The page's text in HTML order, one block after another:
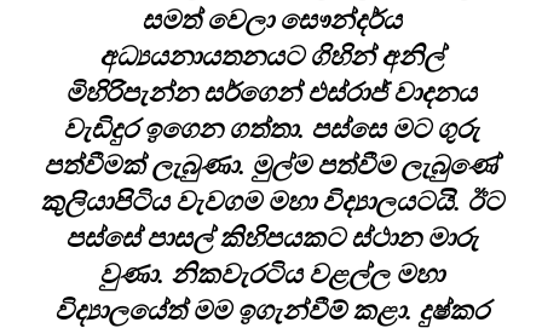
සමත් වෙලා සෞන්දර්ය
අධ්‍යයනායතනයට ගිහින් අනිල්
මිහිරිපැන්න සර්ගෙන් එස්රාජ් වාදනය
වැඩිදුර ඉගෙන ගත්තා. පස්සෙ මට ගුරු
පත්වීමක් ලැබුණා. මුල්ම පත්වීම ලැබුණේ
කුලියාපිටිය වැවගම මහා විද්‍යාලයටයි. ඊට
පස්සේ පාසල් කිහිපයකට ස්ථාන මාරු
වුණා. නිකවැරටිය වළල්ල මහා
විද්‍යාලයේත් මම ඉගැන්වීම් කළා. දුෂ්කර